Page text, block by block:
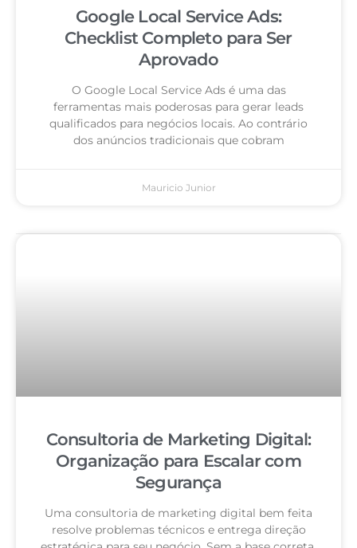
Google Local Service Ads:
Checklist Completo para Ser
Aprovado
O Google Local Service Ads é uma das
ferramentas mais poderosas para gerar leads
qualificados para negócios locais. Ao contrário
dos anúncios tradicionais que cobram
Mauricio Junior
Consultoria de Marketing Digital:
Organização para Escalar com
Segurança
Uma consultoria de marketing digital bem feita
resolve problemas técnicos e entrega direção